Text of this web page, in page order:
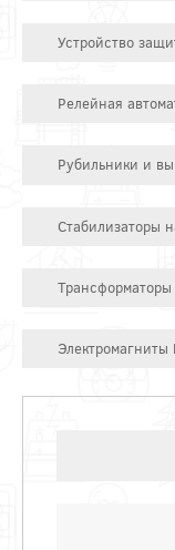
Устройство
Релейная
Рубильники и
Стабилизаторы